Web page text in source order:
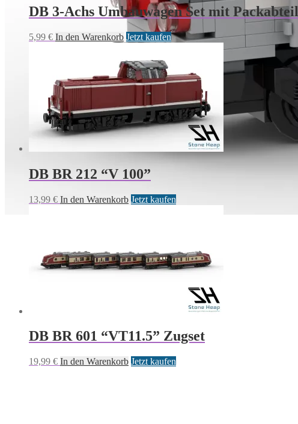
DB 3-Achs Umbauwagen Set mit Packabteil
5,99 € In den Warenkorb Jetzt kaufen
DB BR 212 “V 100”
13,99 € In den Warenkorb Jetzt kaufen
DB BR 601 “VT11.5” Zugset
19,99 € In den Warenkorb Jetzt kaufen